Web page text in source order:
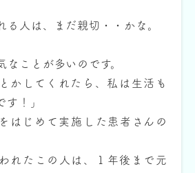
る人は、まだ親切・・かな。
なことが多いのです。
かしてくれたら、私は生活も
す！」
はじめて実施した患者さんの
れたこの人は、１年後まで元